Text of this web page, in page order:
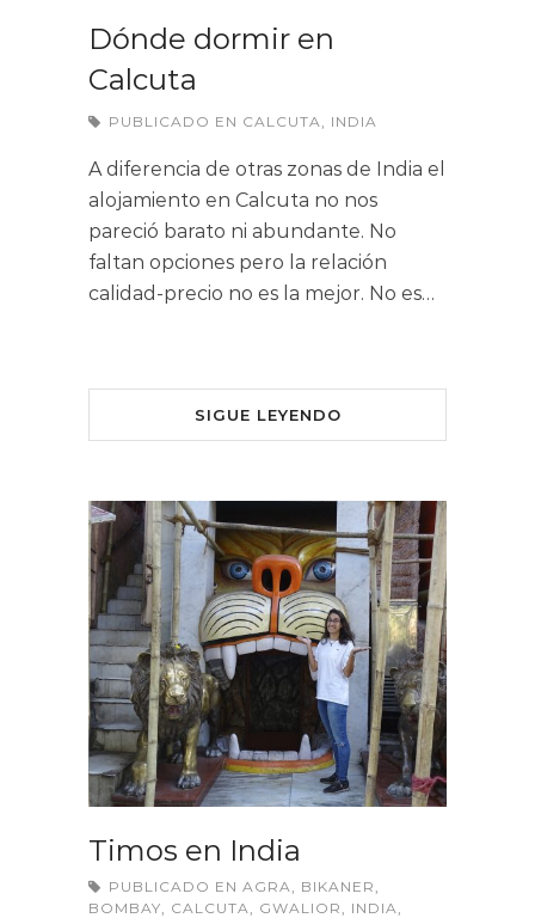
Dónde dormir en
Calcuta
PUBLICADO EN CALCUTA, INDIA
A diferencia de otras zonas de India el
alojamiento en Calcuta no nos
pareció barato ni abundante. No
faltan opciones pero la relación
calidad-precio no es la mejor. No es…
SIGUE LEYENDO
Timos en India
PUBLICADO EN AGRA BIKANER
BOMBAY
CALCUTA GWALIOR INDIA